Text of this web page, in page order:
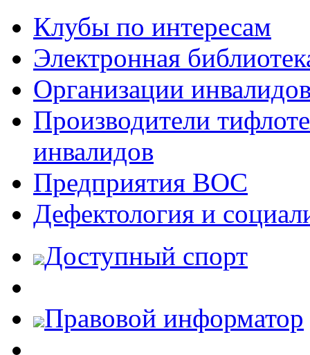
Клубы по интересам
Электронная
Организации
Производители
инвалидов
Предприятия ВОС
Дефектология и
Доступный спорт
Правовой информатор